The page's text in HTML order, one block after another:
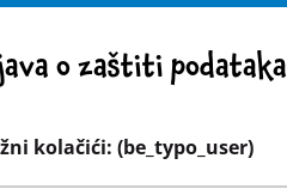
trgovačke mreže
o zaštiti podataka
kolačići: (be_typo_user)